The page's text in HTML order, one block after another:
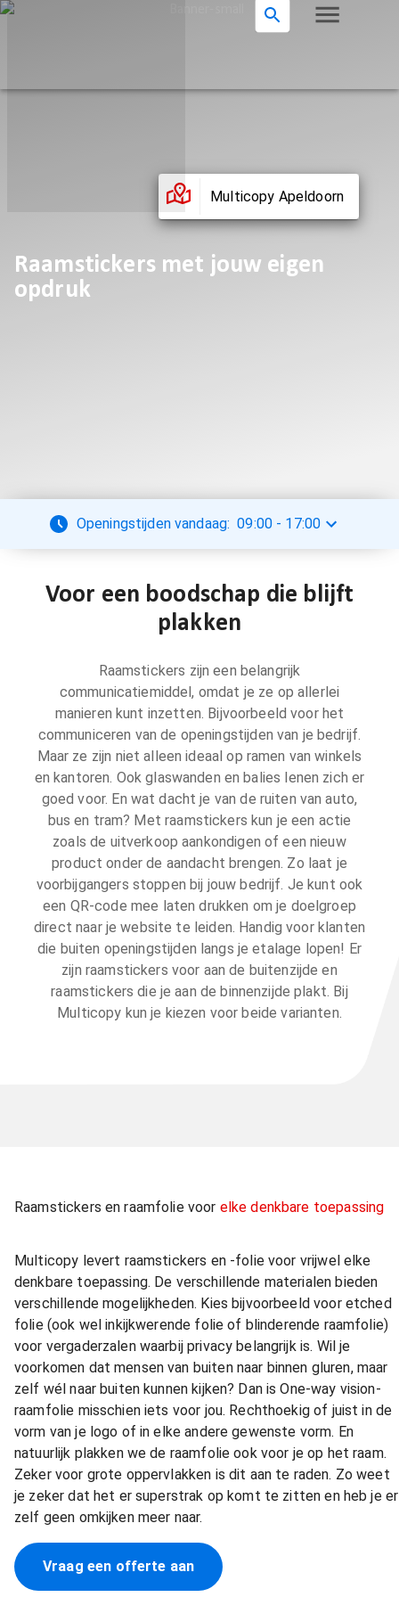
Multicopy Apeldoorn
Raamstickers met jouw eigen
opdruk
Openingstijden vandaag: 09:00 - 17:00
Voor een boodschap die blijft
plakken
Raamstickers zijn een belangrijk
communicatiemiddel, omdat je ze op allerlei
manieren kunt inzetten. Bijvoorbeeld voor het
communiceren van de openingstijden van je bedrijf.
Maar ze zijn niet alleen ideaal op ramen van winkels
en kantoren. Ook glaswanden en balies lenen zich er
goed voor. En wat dacht je van de ruiten van auto,
bus en tram? Met raamstickers kun je een actie
zoals de uitverkoop aankondigen of een nieuw
product onder de aandacht brengen. Zo laat je
voorbijgangers stoppen bij jouw bedrijf. Je kunt ook
een QR-code mee laten drukken om je doelgroep
direct naar je website te leiden. Handig voor klanten
die buiten openingstijden langs je etalage lopen! Er
zijn raamstickers voor aan de buitenzijde en
raamstickers die je aan de binnenzijde plakt. Bij
Multicopy kun je kiezen voor beide varianten.
Raamstickers en raamfolie voor elke denkbare toepassing
Multicopy levert raamstickers en -folie voor vrijwel elke
denkbare toepassing. De verschillende materialen bieden
verschillende mogelijkheden. Kies bijvoorbeeld voor etched
folie (ook wel inkijkwerende folie of blinderende raamfolie)
voor vergaderzalen waarbij privacy belangrijk is. Wil je
voorkomen dat mensen van buiten naar binnen gluren, maar
zelf wél naar buiten kunnen kijken? Dan is One-way vision-
raamfolie misschien iets voor jou. Rechthoekig of juist in de
vorm van je logo of in elke andere gewenste vorm. En
natuurlijk plakken we de raamfolie ook voor je op het raam.
Zeker voor grote oppervlakken is dit aan te raden. Zo weet
je zeker dat het er superstrak op komt te zitten en heb je er
zelf geen omkijken meer naar.
Vraag een offerte aan